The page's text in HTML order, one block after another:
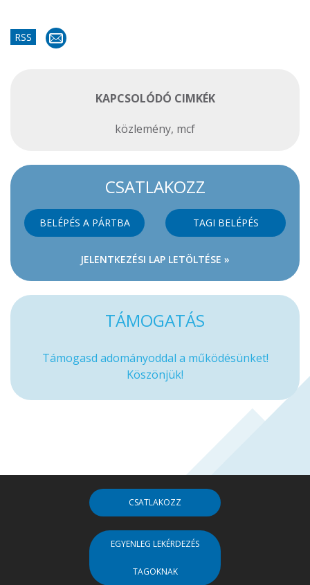
RSS
KAPCSOLÓDÓ CIMKÉK
közlemény, mcf
CSATLAKOZZ
BELÉPÉS A PÁRTBA TAGI BELÉPÉS
JELENTKEZÉSI LAP LETÖLTÉSE »
TÁMOGATÁS
Támogasd adományoddal a működésünket!
Köszönjük!
CSATLAKOZZ
EGYENLEG LEKÉRDEZÉS
TAGOKNAK